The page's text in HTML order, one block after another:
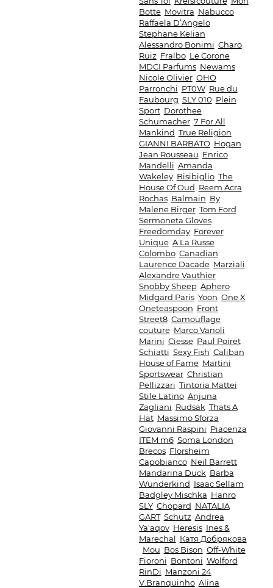
Botte Movitra Nabucco
Raffaela D’Angelo
Stephane Kelian
Alessandro Bonimi Charo
Ruiz Fralbo Le Corone
MDCI Parfums Newams
Nicole Olivier OHO
Parronchi PT0W Rue du
Faubourg SLY 010 Plein
Sport Dorothee
Schumacher 7 For All
Mankind True Religion
GIANNI BARBATO Hogan
Jean Rousseau Enrico
Mandelli Amanda
Wakeley Bisibiglio The
House Of Oud Reem Acra
Rochas Balmain By
Malene Birger Tom Ford
Sermoneta Gloves
Freedomday Forever
Unique A La Russe
Colombo Canadian
Laurence Dacade Marziali
Alexandre Vauthier
Snobby Sheep Aphero
Midgard Paris Yoon One X
Oneteaspoon Front
Street8 Camouflage
couture Marco Vanoli
Marini Ciesse Paul Poiret
Schiatti Sexy Fish Caliban
House of Fame Martini
Sportswear Christian
Pellizzari Tintoria Mattei
Stile Latino Anjuna
Zagliani Rudsak Thats A
Hat Massimo Sforza
Giovanni Raspini Piacenza
ITEM m6 Soma London
Brecos Florsheim
Capobianco Neil Barrett
Mandarina Duck Barba
Wunderkind Isaac Sellam
Badgley Mischka Hanro
SLY Chopard NATALIA
GART Schutz Andrea
Ya'aqov Heresis Ines &
Marechal Катя Добрякова
Mou Bos Bison Off-White
Fioroni Bontoni Wolford
RinDi Manzoni 24
V.Branquinho Alina